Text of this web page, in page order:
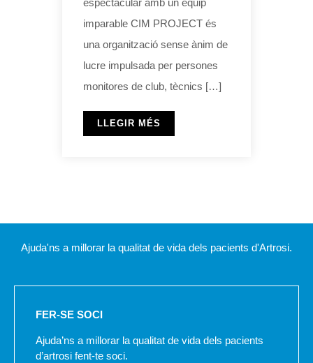
espectacular amb un equip
imparable CIM PROJECT és
una organització sense ànim de
lucre impulsada per persones
monitores de club, tècnics […]
LLEGIR MÉS
Ajuda'ns a millorar la qualitat de vida dels pacients d'Artrosi.
FER-SE SOCI
Ajuda’ns a millorar la qualitat de vida dels pacients
d’artrosi fent-te soci.